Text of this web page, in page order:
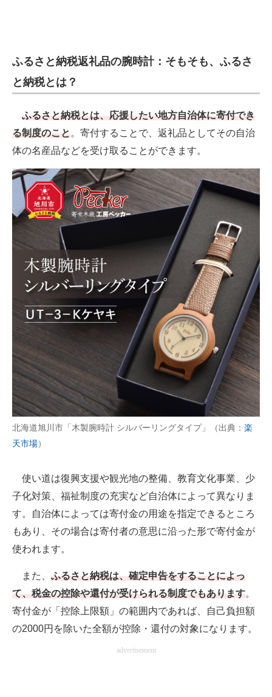
ふるさと納税返礼品の腕時計：そもそも、ふるさ
と納税とは？
ふるさと納税とは、応援したい地方自治体に寄付でき
る制度のこと。寄付することで、返礼品としてその自治
体の名産品などを受け取ることができます。
北海道旭川市「木製腕時計 シルバーリングタイプ」（出典： 楽
天市場）
使い道は復興支援や観光地の整備、教育文化事業、少
子化対策、福祉制度の充実など自治体によって異なりま
す。自治体によっては寄付金の用途を指定できるところ
もあり、その場合は寄付者の意思に沿った形で寄付金が
使われます。
また、 ふるさと納税は、確定申告をすることによっ
て、税金の控除や還付が受けられる制度でもあります。
寄付金が「控除上限額」の範囲内であれば、自己負担額
の2000円を除いた全額が控除・還付の対象になります。
advertisement